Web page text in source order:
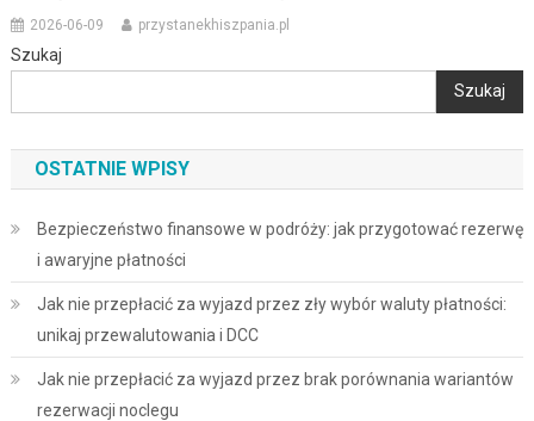
2026-06-09 przystanekhiszpania.pl
Szukaj
Szukaj
OSTATNIE WPISY
Bezpieczeństwo finansowe w podróży: jak przygotować rezerwę
i awaryjne płatności
Jak nie przepłacić za wyjazd przez zły wybór waluty płatności:
unikaj przewalutowania i DCC
Jak nie przepłacić za wyjazd przez brak porównania wariantów
rezerwacji noclegu